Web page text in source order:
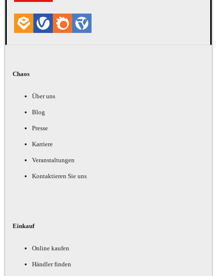
Chaos
Über uns
Blog
Presse
Karriere
Veranstaltungen
Kontaktieren Sie uns
Einkauf
Online kaufen
Händler finden